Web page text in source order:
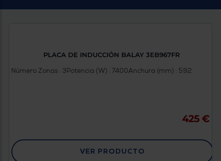
también
puedes:
PLACA DE INDUCCIÓN BALAY 3EB967FR
Número Zonas : 3Potencia (W) : 7400Anchura (mm) : 592
425 €
VER PRODUCTO